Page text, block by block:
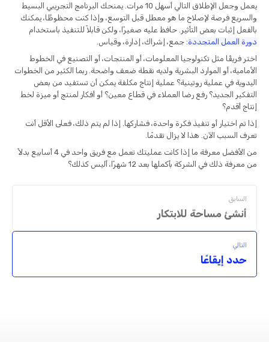
يعمل وجعل الإطلاق التالي أسهل 10 مرات. يمنحك البرنامج التجريبي البسيط
والسريع فرصة لإصلاح ما هو معطل قبل التوسع، وإذا كنت محظوظًا، يمكنك
بالفعل إثبات بعض التأثير. حافظ عليه صغيرًا، ولكن قابلاً للتنفيذ باستخدام
دورة العمل المتجددة: جمع، إشراك، إدارة، وقياس.
اختر فريقًا مثل تكنولوجيا المعلومات، أو المنتجات، أو التصنيع في الخطوط
الأمامية، أو الموارد البشرية ولديه نقطة ضعف واضحة. ربما الكثير من الخطوات
اليدوية في عملية روتينية؟ عملية إنتاج مكلفة يمكن أن تستفيد من بعض
التفكير الجديد؟ رفع رضا العملاء في قطاع معين؟ أو أفكار لمنتج أو ميزة لخط
إنتاج أقدم؟
إذا تم اختيار أو تنفيذ فكرة واحدة، فشاركها. إذا لم يتم ذلك، فعلى الأقل أنت
تعرف السبب الآن. هذا لا يزال تقدمًا.
من الأفضل معرفة ما إذا كانت عمليتك تعمل مع فريق واحد في 4 أسابيع بدلاً
من معرفة ذلك في الشركة بأكملها بعد 12 شهرًا، أليس كذلك؟
السابق
أنشئ مساحة للابتكار
التالي
حدد إيقاعًا